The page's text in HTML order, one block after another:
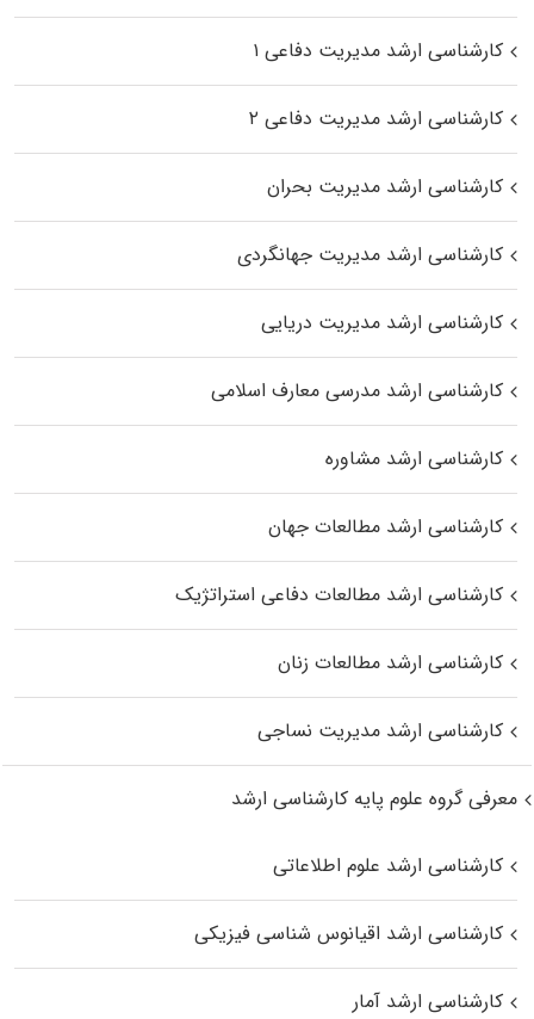
کارشناسی ارشد مدیریت دفاعی ۱
کارشناسی ارشد مدیریت دفاعی ۲
کارشناسی ارشد مدیریت بحران
کارشناسی ارشد مدیریت جهانگردی
کارشناسی ارشد مدیریت دریایی
کارشناسی ارشد مدرسی معارف اسلامی
کارشناسی ارشد مشاوره
کارشناسی ارشد مطالعات جهان
کارشناسی ارشد مطالعات دفاعی استراتژیک
کارشناسی ارشد مطالعات زنان
کارشناسی ارشد مدیریت نساجی
معرفی گروه علوم پایه کارشناسی ارشد
کارشناسی ارشد علوم اطلاعاتی
کارشناسی ارشد اقیانوس‌ شناسی فیزیکی
کارشناسی ارشد آمار